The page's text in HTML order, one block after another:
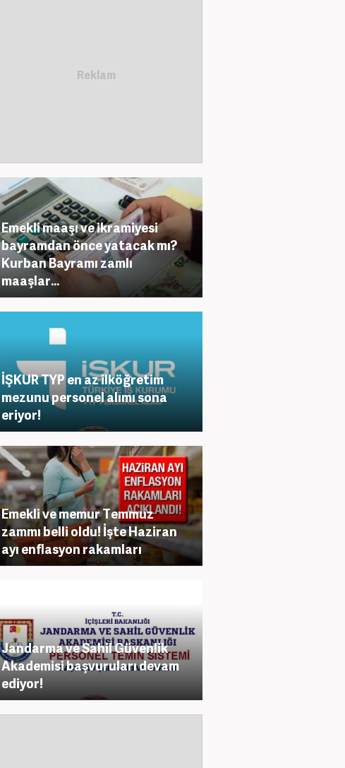
Emekli maaşı ve ikramiyesi
bayramdan önce yatacak mı?
Kurban Bayramı zamlı
maaşlar...
İŞKUR TYP en az ilköğretim
mezunu personel alımı sona
eriyor!
Emekli ve memur Temmuz
zammı belli oldu! İşte Haziran
ayı enflasyon rakamları
Jandarma ve Sahil Güvenlik
Akademisi başvuruları devam
ediyor!